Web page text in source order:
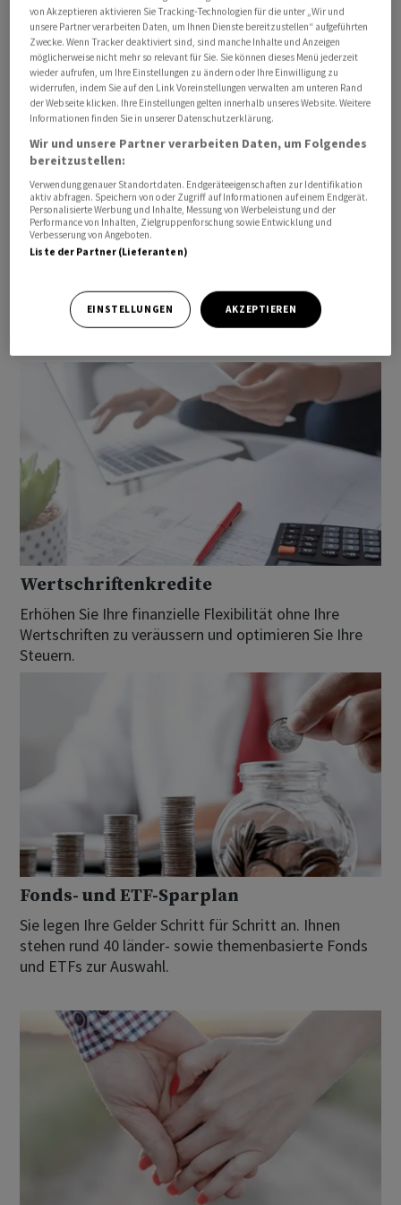
längerfristig beeinflussen werden.
Krypto-Anlageprodukte
Kryptowährungs-Märkten mittels börsengehandelten
Krypto-ETPs und Tracker-Zertifikate.
Wertschriftenkredite
Erhöhen Sie Ihre finanzielle Flexibilität ohne Ihre
Wertschriften zu veräussern und optimieren Sie Ihre
Steuern.
Fonds- und ETF-Sparplan
Sie legen Ihre Gelder Schritt für Schritt an. Ihnen
stehen rund 40 länder- sowie themenbasierte Fonds
und ETFs zur Auswahl.
von Akzeptieren aktivieren Sie Tracking-Technologien für die unter „Wir und
unsere Partner verarbeiten Daten, um Ihnen Dienste bereitzustellen“ aufgeführten
Zwecke. Wenn Tracker deaktiviert sind, sind manche Inhalte und Anzeigen
möglicherweise nicht mehr so relevant für Sie. Sie können dieses Menü jederzeit
wieder aufrufen, um Ihre Einstellungen zu ändern oder Ihre Einwilligung zu
widerrufen, indem Sie auf den Link Voreinstellungen verwalten am unteren Rand
der Webseite klicken. Ihre Einstellungen gelten innerhalb unseres Website. Weitere
Informationen finden Sie in unserer Datenschutzerklärung.
Wir und unsere Partner verarbeiten Daten, um Folgendes
bereitzustellen:
Verwendung genauer Standortdaten. Endgeräteeigenschaften zur Identifikation
aktiv abfragen. Speichern von oder Zugriff auf Informationen auf einem Endgerät.
Personalisierte Werbung und Inhalte, Messung von Werbeleistung und der
Performance von Inhalten, Zielgruppenforschung sowie Entwicklung und
Verbesserung von Angeboten.
Liste der Partner (Lieferanten)
EINSTELLUNGEN AKZEPTIEREN